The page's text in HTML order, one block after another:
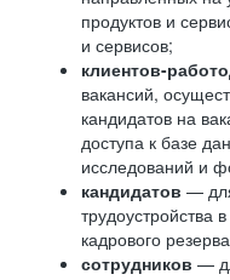
продуктов и
и сервисов;
клиентов-
вакансий,
кандидатов на
доступа к базе
исследований и
кандидатов —
трудоустройства
кадрового
сотрудников —